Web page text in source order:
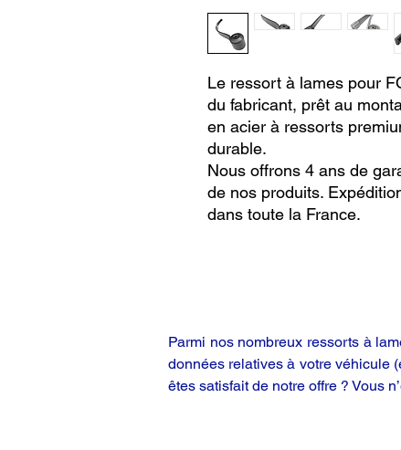
Le ressort à lames pour
du fabricant, prêt au
en acier à ressorts
durable.
Nous offrons 4 ans de
de nos produits.
dans toute la France.
Parmi nos nombreux ressorts à
données relatives à votre véhicule
êtes satisfait de notre offre ? Vous